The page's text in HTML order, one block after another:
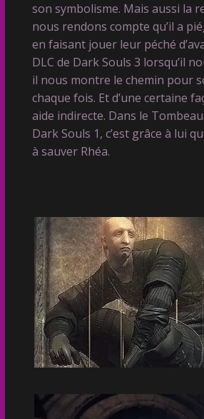
son symbolisme. Mais aussi la
nous rendons compte qu’il a
en faisant jouer leur péché
DLC de Dark Souls 3 lorsqu’il
il nous montre le chemin pour
chaque fois. Et d’une certaine
aide indirecte. Dans le
Dark Souls 1, c’est grâce à lui
à sauver Rhéa.